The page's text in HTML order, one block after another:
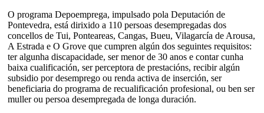
O programa Depoemprega, impulsado pola Deputación de
Pontevedra, está dirixido a 110 persoas desempregadas dos
concellos de Tui, Ponteareas, Cangas, Bueu, Vilagarcía de Arousa,
A Estrada e O Grove que cumpren algún dos seguintes requisitos:
ter algunha discapacidade, ser menor de 30 anos e contar cunha
baixa cualificación, ser perceptora de prestacións, recibir algún
subsidio por desemprego ou renda activa de inserción, ser
beneficiaria do programa de recualificación profesional, ou ben ser
muller ou persoa desempregada de longa duración.